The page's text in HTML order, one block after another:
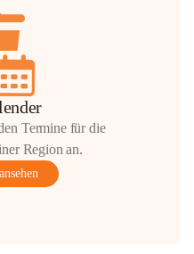
Termine für die
Region an.